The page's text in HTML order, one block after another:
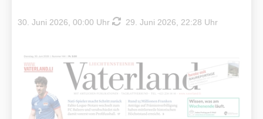
30. Juni 2026, 00:00 Uhr 29. Juni 2026, 22:28 Uhr